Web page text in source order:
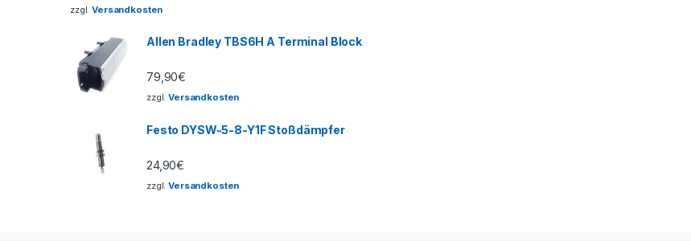
zzgl.Versandkosten
Allen Bradley TBS6H A Terminal Block
79,90€
zzgl.Versandkosten
Festo DYSW-5-8-Y1F Stoßdämpfer
24,90€
zzgl.Versandkosten